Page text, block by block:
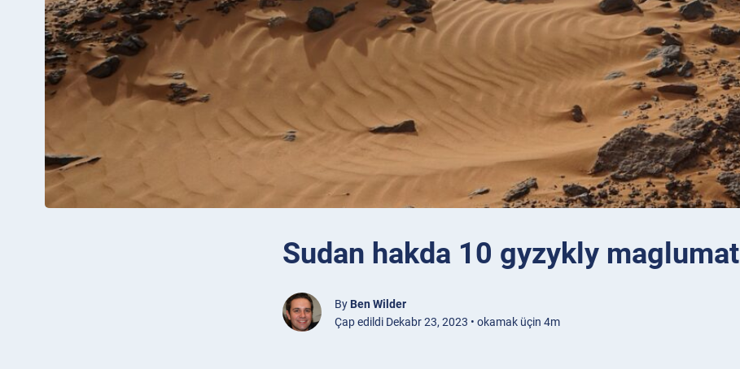
Sudan hakda 10 gyzykly maglumat
By Ben Wilder
Çap edildi Dekabr 23, 2023 • okamak üçin 4m